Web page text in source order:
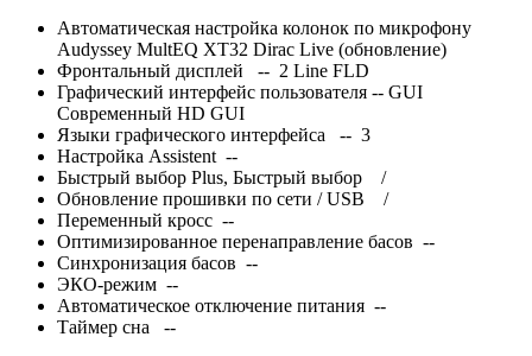
Автоматическая настройка колонок по микрофону
Audyssey MultEQ XT32 Dirac Live (обновление)
Фронтальный дисплей -- 2 Line FLD
Графический интерфейс пользователя -- GUI
Современный HD GUI
Языки графического интерфейса -- 3
Настройка Assistent --
Быстрый выбор Plus, Быстрый выбор
/
Обновление прошивки по сети / USB
/
Переменный кросс --
Оптимизированное перенаправление басов --
Синхронизация басов --
ЭКО-режим --
Автоматическое отключение питания --
Таймер сна --